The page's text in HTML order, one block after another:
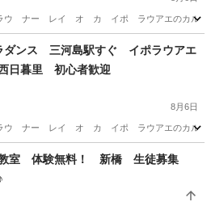
ウ ナー レイ オ カ イポ ラウアエのカルチャ
ラダンス クラス
ダンス 三河島駅すぐ イポラウアエ
日暮里 初心者歓迎
8月6日
ウ ナー レイ オ カ イポ ラウアエのカルチャ
フラダンス レッスン
教室 体験無料！ 新橋 生徒募集